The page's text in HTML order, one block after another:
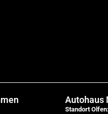
Autohaus
Standort Olfen: